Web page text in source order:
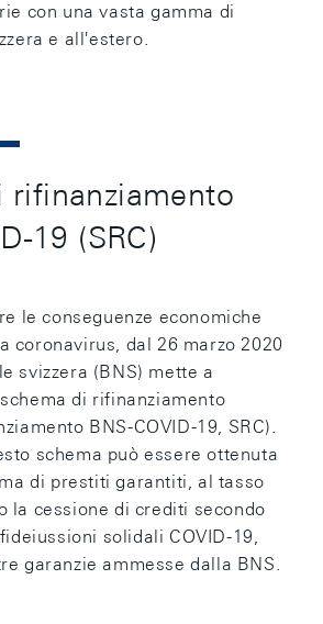
con una vasta gamma di
e all'estero.
rifinanziamento
19 (SRC)
le conseguenze economiche
coronavirus, dal 26 marzo 2020
svizzera (BNS) mette a
di rifinanziamento
BNS-COVID-19, SRC).
schema può essere ottenuta
di prestiti garantiti, al tasso
la cessione di crediti secondo
solidali COVID-19,
garanzie ammesse dalla BNS.